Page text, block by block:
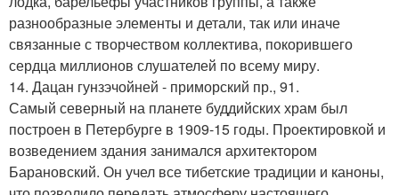
разнообразные элементы и детали, так или иначе
связанные с творчеством коллектива, покорившего
сердца миллионов слушателей по всему миру.
14. Дацан гунзэчойней - приморский пр., 91.
Самый северный на планете буддийских храм был
построен в Петербурге в 1909-15 годы. Проектировкой и
возведением здания занимался архитектором
Барановский. Он учел все тибетские традиции и каноны,